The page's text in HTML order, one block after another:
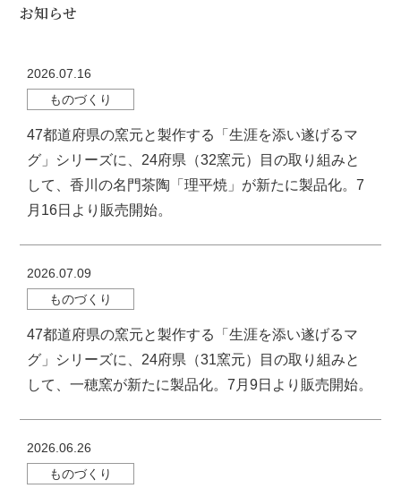
お知らせ
2026.07.16
ものづくり
47都道府県の窯元と製作する「生涯を添い遂げるマ
グ」シリーズに、24府県（32窯元）目の取り組みと
して、香川の名門茶陶「理平焼」が新たに製品化。7
月16日より販売開始。
2026.07.09
ものづくり
47都道府県の窯元と製作する「生涯を添い遂げるマ
グ」シリーズに、24府県（31窯元）目の取り組みと
して、一穂窯が新たに製品化。7月9日より販売開始。
2026.06.26
ものづくり